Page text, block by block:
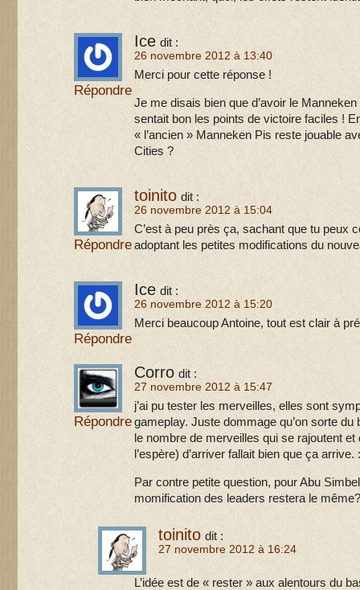
Ice dit :
26 novembre 2012 à 13:40
Merci pour cette réponse !
Je me disais bien que d’avoir le
sentait bon les points de victoire faciles !
« l’ancien » Manneken Pis reste jouable
Cities ?
Répondre
toinito dit :
26 novembre 2012 à 15:04
C’est à peu près ça, sachant que tu peux
adoptant les petites modifications du
Répondre
Ice dit :
26 novembre 2012 à 15:20
Merci beaucoup Antoine, tout est clair à
Répondre
Corro dit :
27 novembre 2012 à 15:47
j’ai pu tester les merveilles, elles sont
gameplay. Juste dommage qu’on sorte
le nombre de merveilles qui se rajoutent
l’espère) d’arriver fallait bien que ça arrive.
Par contre petite question, pour Abu
momification des leaders restera le même?
Répondre
toinito dit :
27 novembre 2012 à 16:24
L’idée est de « rester » aux alentours du